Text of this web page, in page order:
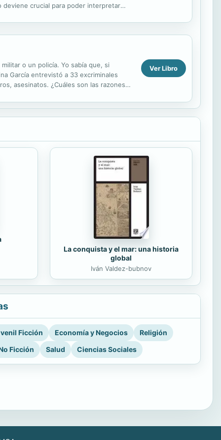
deviene crucial para poder interpretar
o un policía. Yo sabía que, si
García entrevistó a 33 excriminales
asesinatos. ¿Cuáles son las razones
Ver Libro
La conquista y el mar: una historia
global
Iván Valdez-bubnov
Ficción Economía y Negocios
Religión
Ficción
Salud Ciencias Sociales